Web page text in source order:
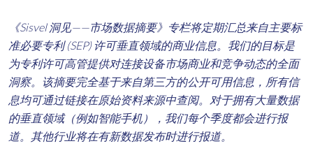
《Sisvel 洞见——市场数据摘要》专栏将定期汇总来自主要标
准必要专利 (SEP) 许可垂直领域的商业信息。我们的目标是
为专利许可高管提供对连接设备市场商业和竞争动态的全面
洞察。该摘要完全基于来自第三方的公开可用信息，所有信
息均可通过链接在原始资料来源中查阅。对于拥有大量数据
的垂直领域（例如智能手机），我们每个季度都会进行报
道。其他行业将在有新数据发布时进行报道。